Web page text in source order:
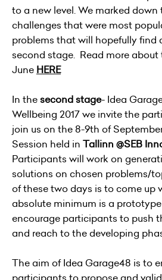
to a new level. We marked
challenges that were most
problems that will hopefully find
second stage. Read more about
June HERE
In thesecond stage- Idea
Wellbeing 2017 we invite the
join us on the 8-9th of
Session held in Tallinn @SEB
Participants will work on
solutions on chosen problems/
of these two days is to come up
absolute minimum is a
encourage participants to push
and reach to the developing
The aim of Idea Garage48 is to